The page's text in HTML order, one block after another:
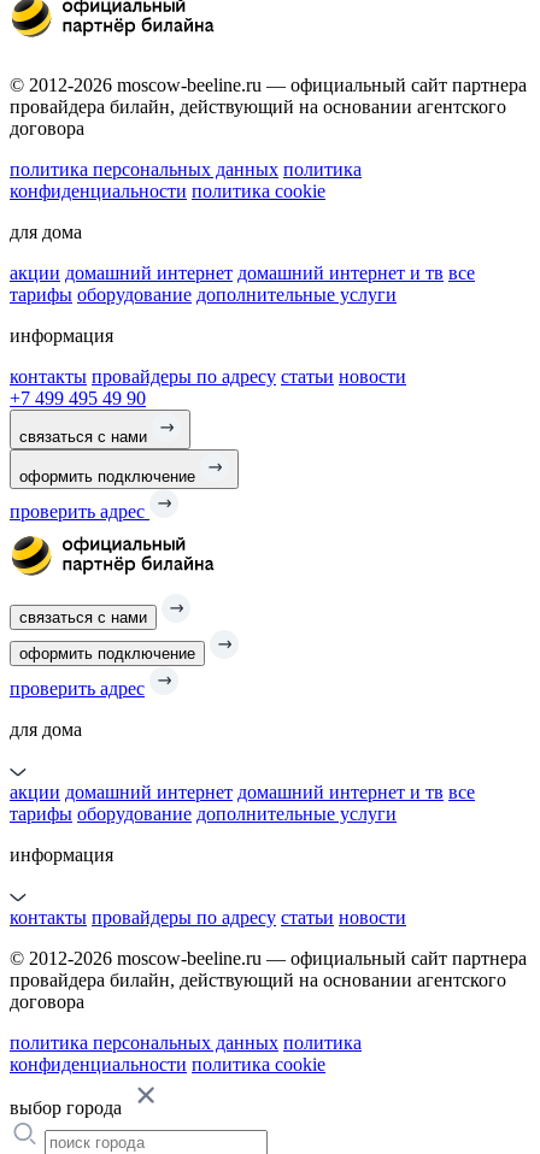
© 2012-2026 moscow-beeline.ru — официальный сайт партнера
провайдера билайн, действующий на основании агентского
договора
политика персональных данных политика
конфиденциальности политика cookie
для дома
акции домашний интернет домашний интернет и тв все
тарифы оборудование дополнительные услуги
информация
контакты провайдеры по адресу статьи новости
+7 499 495 49 90
связаться с нами
оформить подключение
проверить адрес
связаться с нами
оформить подключение
проверить адрес
для дома
акции домашний интернет домашний интернет и тв все
тарифы оборудование дополнительные услуги
информация
контакты провайдеры по адресу статьи новости
© 2012-2026 moscow-beeline.ru — официальный сайт партнера
провайдера билайн, действующий на основании агентского
договора
политика персональных данных политика
конфиденциальности политика cookie
выбор города